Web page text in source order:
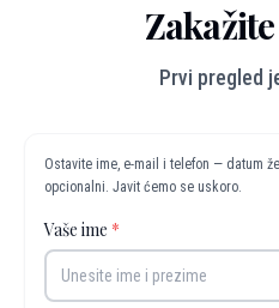
Prvi pregled
Ostavite ime, e-mail i telefon — datum
opcionalni. Javit ćemo se uskoro.
Vaše ime *